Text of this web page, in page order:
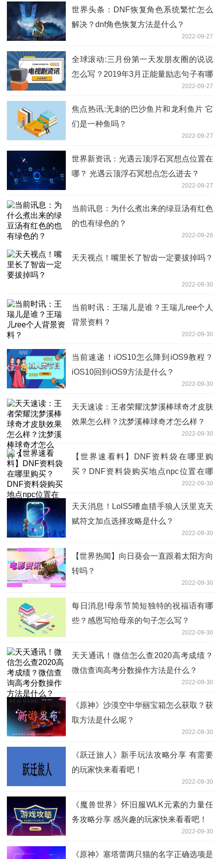
世界头条：DNF恢复角色系统繁忙怎么
解决？dnf角色恢复方法是什么？
2022-09-27
全球滚动:三月份第一天发朋友圈的说说
怎么写？2019年3月正能量励志句子有哪
2022-09-27
焦点热讯:无刺的巴沙鱼片和龙利鱼片 它
们是一种鱼吗？
2022-09-27
世界新资讯：光遇云顶浮石冥想点位置在
哪？ 光遇云顶浮石冥想点怎么进去？
2022-09-27
当前讯息：为什么煮出来的绿豆汤有红色
的也有绿色的？
2022-09-26
天天视点！嘴里长了智齿一定要拔掉吗？
2022-09-30
当前时讯：王瑞儿是谁？王瑞儿ree个人
背景资料？
2022-09-30
当前速递！iOS10怎么降到iOS9教程？
iOS10回到iOS9方法是什么？
2022-09-30
天天速读：王者荣耀沈梦溪棒球奇才皮肤
效果怎么样？沈梦溪棒球奇才怎么样？
2022-09-30
【世界速看料】DNF资料袋在哪里购
买？DNF资料袋购买地点npc位置在哪
2022-09-30
天天消息！LolS5嗜血猎手狼人沃里克天
赋符文加点选择攻略是什么？
2022-09-30
【世界热闻】向日葵会一直跟着太阳方向
转吗？
2022-09-30
每日消息!母亲节简短独特的祝福语有哪
些？感恩写给母亲的句子怎么写？
2022-09-30
天天通讯！微信怎么查2020高考成绩？
微信查询高考分数操作方法是什么？
2022-09-30
《原神》沙漠空中华丽宝箱怎么获取？获
取方法是什么呢？
2022-09-30
《跃迁旅人》新手玩法攻略分享 有需要
的玩家快来看看吧！
2022-09-30
《魔兽世界》怀旧服WLK元素的力量任
务攻略分享 感兴趣的玩家快来看看吧！
2022-09-30
《原神》塞塔蕾两只猫的名字正确选项是